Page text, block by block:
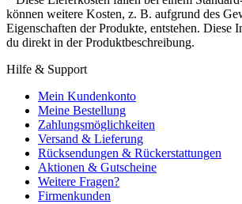
können weitere Kosten, z. B. aufgrund des
Eigenschaften der Produkte, entstehen. Diese
du direkt in der Produktbeschreibung.
Hilfe & Support
Mein Kundenkonto
Meine Bestellung
Zahlungsmöglichkeiten
Versand & Lieferung
Rücksendungen & Rückerstattungen
Aktionen & Gutscheine
Weitere Fragen?
Firmenkunden